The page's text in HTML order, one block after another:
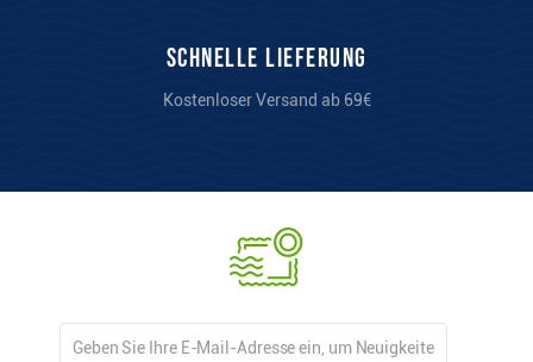
Schnelle Lieferung
Kostenloser Versand ab 69€